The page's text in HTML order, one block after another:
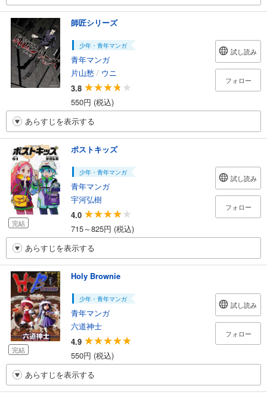
師匠シリーズ
少年・青年マンガ
青年マンガ
片山愁 / ウニ
3.8
550円 (税込)
試し読み
フォロー
あらすじを表示する
完結
ポストキッズ
少年・青年マンガ
青年マンガ
宇河弘樹
4.0
715～825円 (税込)
試し読み
フォロー
あらすじを表示する
完結
Holy Brownie
少年・青年マンガ
青年マンガ
六道神士
4.9
550円 (税込)
試し読み
フォロー
あらすじを表示する